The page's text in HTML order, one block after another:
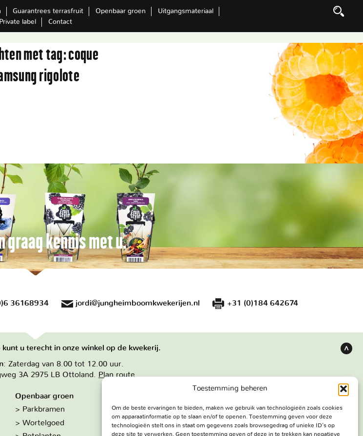
Toestemming beheren
Om de beste ervaringen te bieden, maken we gebruik van technologieën zoals cookies
om apparaatinformatie op te slaan en/of te openen. Toestemming geven voor deze
technologieën stelt ons in staat om gegevens zoals browsegedrag of unieke ID's op
deze site te verwerken. Geen toestemming geven of deze in te trekken kan negatieve
Guarantrees terrasfruit Openbaar groen
Uitgangsmateriaal
Private label
Contact
met tag:coque
rigolote
graag kennis met u.
36168934 jordi@jungheimboomkwekerijen.nl +31 (0)184 642674
u terecht in onze winkel op de kwekerij.
: Zaterdag van 8.00 tot 12.00 uur.
3A 2975 LB Ottoland. Plan route
Openbaar groen
Parkbramen
Wortelgoed
Hoe we werken
De kwekerij
Haringweg 3A
2975 LB Ottoland
boven